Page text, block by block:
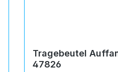
Tragebeutel
47826